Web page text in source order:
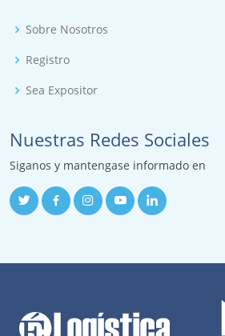
Sobre Nosotros
Registro
Sea Expositor
Nuestras Redes Sociales
Siganos y mantengase informado en